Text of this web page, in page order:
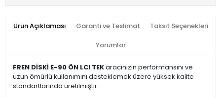
Ürün Açıklaması Garanti ve Teslimat Taksit Seçenekleri
Yorumlar
FREN DİSKİ E-90 ÖN LCI TEKaracınızın performansını ve
uzun ömürlü kullanımını desteklemek üzere yüksek kalite
standartlarında üretilmiştir.